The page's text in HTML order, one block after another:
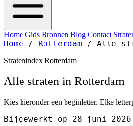
Home Gids Bronnen Blog Contact
Home / Rotterdam / Alle
Stratenindex Rotterdam
Alle straten in Rotterdam
Kies hieronder een beginletter. Elke
Bijgewerkt op 28 juni 2026